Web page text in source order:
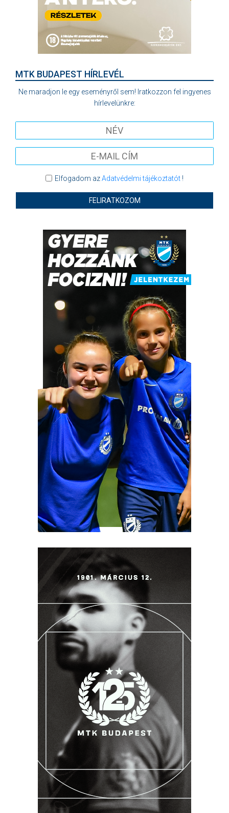
MTK BUDAPEST HÍRLEVÉL
Ne maradjon le egy eseményről sem! Iratkozzon fel ingyenes
hírlevelünkre:
Elfogadom azAdatvédelmi tájékoztatót!
FELIRATKOZOM